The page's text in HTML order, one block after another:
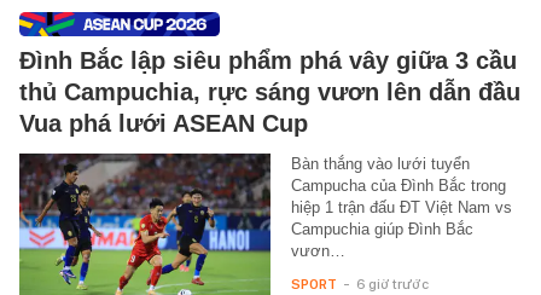
Đình Bắc lập siêu phẩm phá vây giữa 3 cầu
thủ Campuchia, rực sáng vươn lên dẫn đầu
Vua phá lưới ASEAN Cup
Bàn thắng vào lưới tuyển
Campucha của Đình Bắc trong
hiệp 1 trận đấu ĐT Việt Nam vs
Campuchia giúp Đình Bắc
vươn…
SPORT - 6 giờ trước